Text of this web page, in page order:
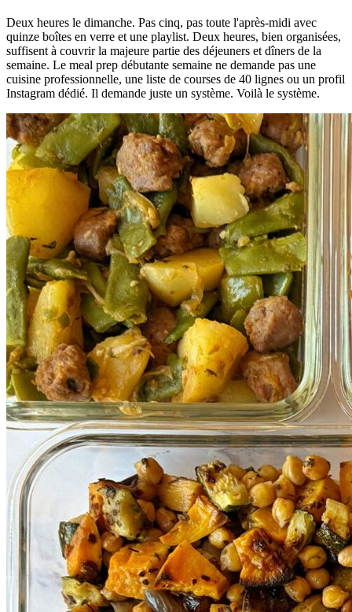
Deux heures le dimanche. Pas cinq, pas toute l'après-midi avec
quinze boîtes en verre et une playlist. Deux heures, bien organisées,
suffisent à couvrir la majeure partie des déjeuners et dîners de la
semaine. Le meal prep débutante semaine ne demande pas une
cuisine professionnelle, une liste de courses de 40 lignes ou un profil
Instagram dédié. Il demande juste un système. Voilà le système.